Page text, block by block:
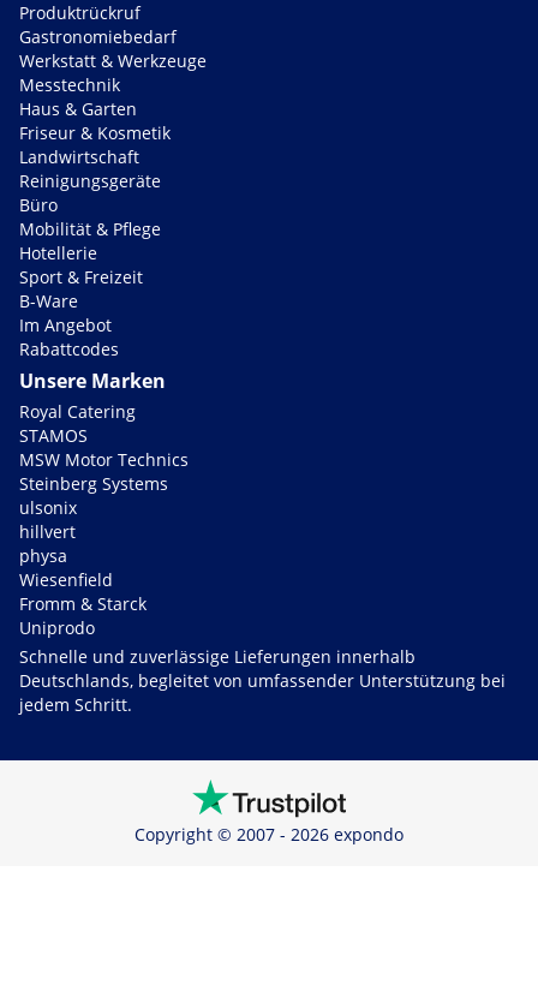
Produktrückruf
Gastronomiebedarf
Werkstatt & Werkzeuge
Messtechnik
Haus & Garten
Friseur & Kosmetik
Landwirtschaft
Reinigungsgeräte
Büro
Mobilität & Pflege
Hotellerie
Sport & Freizeit
B-Ware
Im Angebot
Rabattcodes
Unsere Marken
Royal Catering
STAMOS
MSW Motor Technics
Steinberg Systems
ulsonix
hillvert
physa
Wiesenfield
Fromm & Starck
Uniprodo
Schnelle und zuverlässige Lieferungen innerhalb
Deutschlands, begleitet von umfassender Unterstützung bei
jedem Schritt.
Copyright © 2007 - 2026 expondo